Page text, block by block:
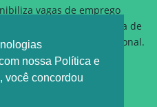
nossa Política e
você concordou
vagas de emprego
que estão a procura de
profissional.